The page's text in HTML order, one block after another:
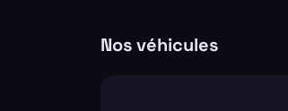
Nos véhicules